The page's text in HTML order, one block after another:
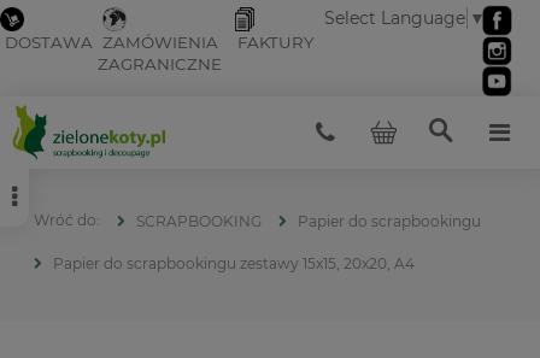
DOSTAWA ZAMÓWIENIA
ZAGRANICZNE
FAKTURY
Select Language ▼
SCRAPBOOKING Papier do scrapbookingu
Papier do scrapbookingu zestawy 15x15, 20x20, A4